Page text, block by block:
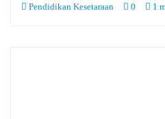
Pendidikan Kesetaraan 0 1